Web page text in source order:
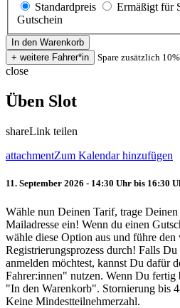
Standardpreis
Ermäßigt für
Gutschein
Spare zusätzlich
close
Üben Slot
shareLink teilen
attachmentZum Kalendar hinzufügen
11. September 2026 - 14:30 Uhr bis 16:30
Wähle nun Deinen Tarif, trage
Mailadresse ein! Wenn du einen
wähle diese Option aus und führe den
Registrierungsprozess durch! Falls
anmelden möchtest, kannst Du dafür
Fahrer:innen" nutzen. Wenn Du
"In den Warenkorb". Stornierung bis
Keine Mindestteilnehmerzahl.